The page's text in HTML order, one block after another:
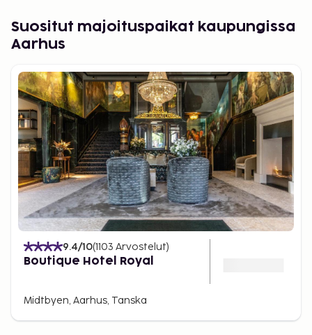
Suositut majoituspaikat kaupungissa
Aarhus
9.4/10(1103 Arvostelut)
Boutique Hotel Royal
Midtbyen, Aarhus, Tanska